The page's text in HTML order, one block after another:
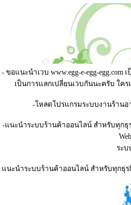
- ขอแนะนำเวบ www.egg-e-egg-egg.comเ
เป็นการแลกเปลี่ยนเวบกันนะครับ ใค
-โหลดโปรแกรมระบบงานร้านอ
-แนะนำระบบร้านค้าออนไลน์ สำหรับทุกธุ
ระบ
แนะนำระบบร้านค้าออนไลน์ สำหรับทุกธุ